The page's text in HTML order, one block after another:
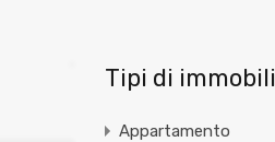
Tipi di immobili
Appartamento